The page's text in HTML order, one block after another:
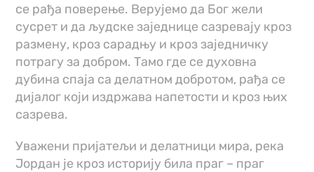
се рађа поверење. Верујемо да Бог жели
сусрет и да људске заједнице сазревају кроз
размену, кроз сарадњу и кроз заједничку
потрагу за добром. Тамо где се духовна
дубина спаја са делатном добротом, рађа се
дијалог који издржава напетости и кроз њих
сазрева.
Уважени пријатељи и делатници мира, река
Јордан је кроз историју била праг – праг